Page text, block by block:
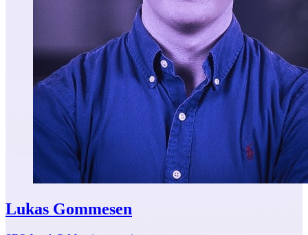
Lukas Gommesen